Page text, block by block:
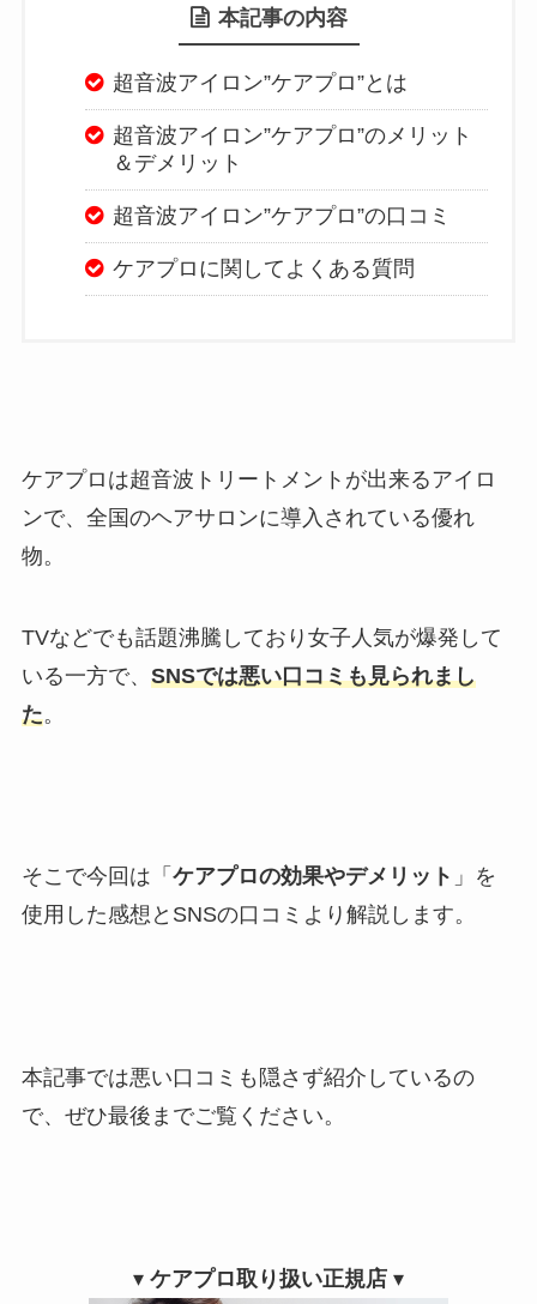
本記事の内容
超音波アイロン”ケアプロ”とは
超音波アイロン”ケアプロ”のメリット
＆デメリット
超音波アイロン”ケアプロ”の口コミ
ケアプロに関してよくある質問
ケアプロは超音波トリートメントが出来るアイロ
ンで、全国のヘアサロンに導入されている優れ
物。
TVなどでも話題沸騰しており女子人気が爆発して
いる一方で、 SNSでは悪い口コミも見られまし
た。
そこで今回は「 ケアプロの効果やデメリット 」を
使用した感想とSNSの口コミより解説します。
本記事では悪い口コミも隠さず紹介しているの
で、ぜひ最後までご覧ください。
▾ ケアプロ取り扱い正規店 ▾